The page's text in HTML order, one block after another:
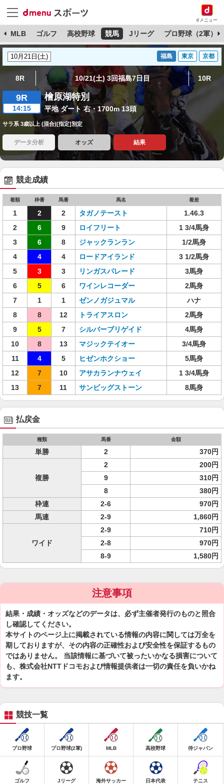
dメニュー
MLB ゴルフ 高校野球 競馬 Jリーグ プロ野球（2軍）
福島 東京 京都
8R 10/21(土) 3回福島7日目 10R
9R
14:15
檜原湖特別
平地 ダート 右・1700m 13頭
サラ系 3歳以上 (混合)[指定]別定
データ分析 オッズ 結果
競走成績
着順 枠番 馬番 馬名 着差
1 2 2 タガノテースト
1.46.3
2
6 9 ロイフリート
1 3/4馬身
3
6 8 ジャックランラン
1/2馬身
4
4 4 ロードアイランド
3 1/2馬身
5
3 3 リンガスパレード
3馬身
6
5 6 ワインレコーダー
2馬身
7
1 1 ゼンノガジュマル
ハナ
8
8 12 トライアスロン
2馬身
9
5 7 シルバーブリゲイド
4馬身
10
8 13 マジックテイオー
3/4馬身
11
4 5 ヒゼンホクショー
5馬身
12
7 10 アサカランナウェイ
1 3/4馬身
13
7 11 サンビッグストーン 8馬身
払戻金
種類 馬番 金額
単勝 2 370円
複勝
2
200円
9
310円
8
380円
枠連
2-6
970円
馬連
2-9 1,860円
ワイド
2-9
710円
2-8
970円
8-9
1,580円
注意事項
結果・成績・オッズなどのデータは、必ず主催者発行のものと照合
し確認してください。
本サイトのページ上に掲載されている情報の内容に関しては万全を
期しておりますが、その内容の正確性および安全性を保証するもの
ではありません。 当該情報に基づいて被ったいかなる損害について
も、株式会社NTTドコモおよび情報提供者は一切の責任を負いかね
ます。
競技一覧
プロ野球 プロ野球(2軍) MLB 高校野球 侍ジャパン
ゴルフ Jリーグ 海外サッカー 日本代表 テニス